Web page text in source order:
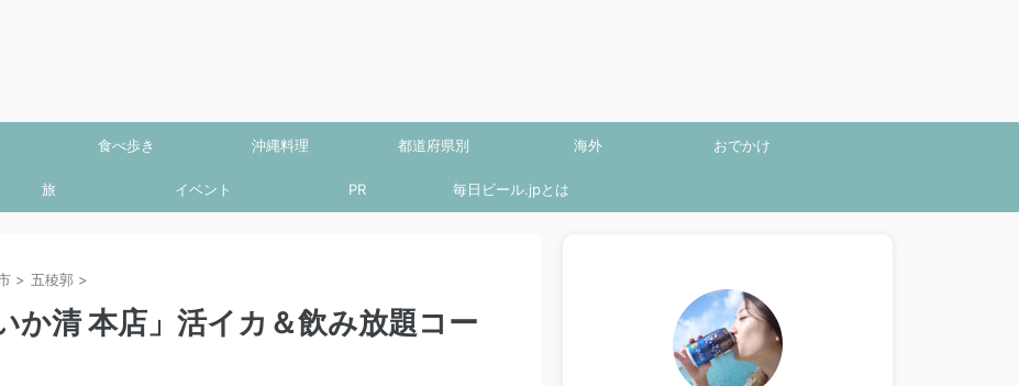
食べ歩き 沖縄料理 都道府県別 海外 おでかけ
旅 イベント PR 毎日ビール.jpとは
> 五稜郭 >
か清 本店」活イカ＆飲み放題コー